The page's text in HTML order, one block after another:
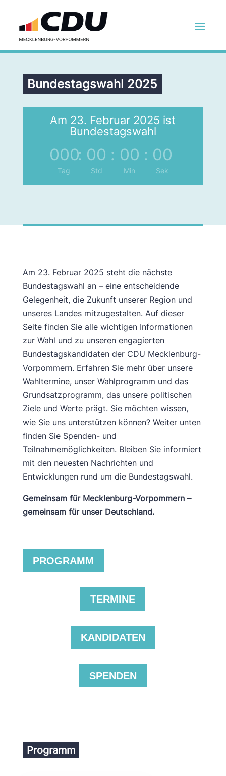
Bundestagswahl 2025
Am 23. Februar 2025 ist
Bundestagswahl
000
Tag
: 00
Std
: 00
Min
: 00
Sek
Am 23. Februar 2025 steht die nächste
Bundestagswahl an – eine entscheidende
Gelegenheit, die Zukunft unserer Region und
unseres Landes mitzugestalten. Auf dieser
Seite finden Sie alle wichtigen Informationen
zur Wahl und zu unseren engagierten
Bundestagskandidaten der CDU Mecklenburg-
Vorpommern. Erfahren Sie mehr über unsere
Wahltermine, unser Wahlprogramm und das
Grundsatzprogramm, das unsere politischen
Ziele und Werte prägt. Sie möchten wissen,
wie Sie uns unterstützen können? Weiter unten
finden Sie Spenden- und
Teilnahmemöglichkeiten. Bleiben Sie informiert
mit den neuesten Nachrichten und
Entwicklungen rund um die Bundestagswahl.
Gemeinsam für Mecklenburg-Vorpommern –
gemeinsam für unser Deutschland.
PROGRAMM
TERMINE
KANDIDATEN
SPENDEN
Programm